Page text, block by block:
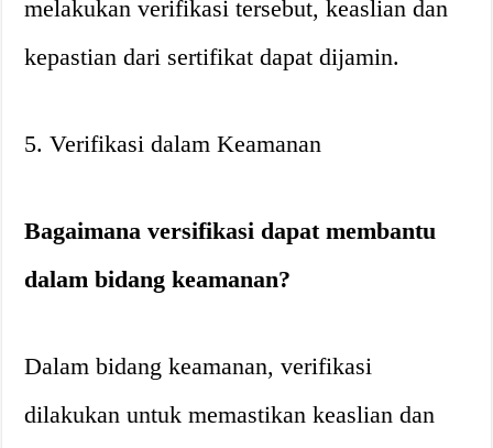
melakukan verifikasi tersebut, keaslian dan
kepastian dari sertifikat dapat dijamin.
5. Verifikasi dalam Keamanan
Bagaimana versifikasi dapat membantu
dalam bidang keamanan?
Dalam bidang keamanan, verifikasi
dilakukan untuk memastikan keaslian dan